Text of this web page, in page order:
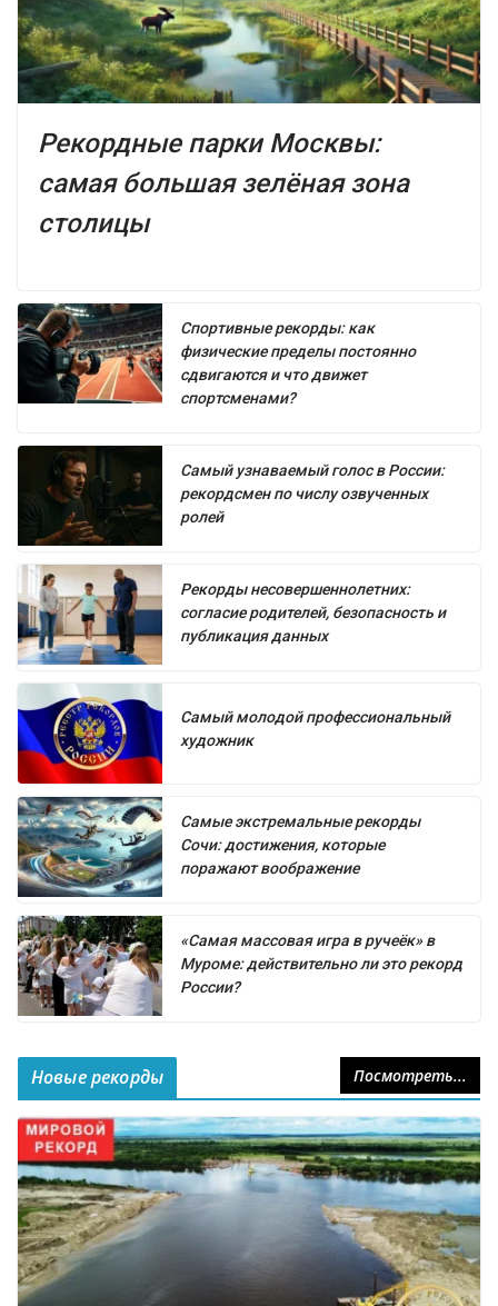
Рекордные парки Москвы:
самая большая зелёная зона
столицы
Спортивные рекорды: как
физические пределы постоянно
сдвигаются и что движет
спортсменами?
Самый узнаваемый голос в России:
рекордсмен по числу озвученных
ролей
Рекорды несовершеннолетних:
согласие родителей, безопасность и
публикация данных
Самый молодой профессиональный
художник
Самые экстремальные рекорды
Сочи: достижения, которые
поражают воображение
«Самая массовая игра в ручеёк» в
Муроме: действительно ли это рекорд
России?
Новые рекорды Посмотреть...